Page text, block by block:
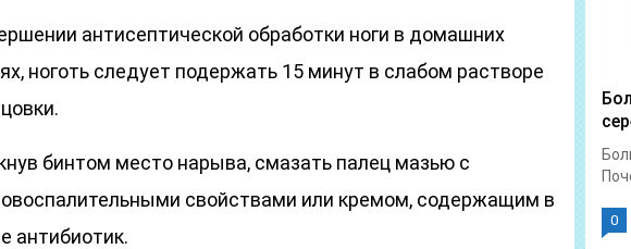
антисептической обработки ноги в домашних
ноготь следует подержать 15 минут в слабом растворе
бинтом место нарыва, смазать палец мазью с
свойствами или кремом, содержащим в
антибиотик.
0